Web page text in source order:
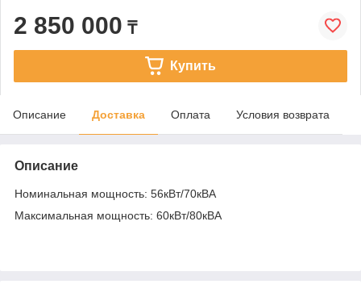
2 850 000 ₸
Купить
Описание Доставка Оплата Условия возврата
Описание
Номинальная мощность: 56кВт/70кВА
Максимальная мощность: 60кВт/80кВА